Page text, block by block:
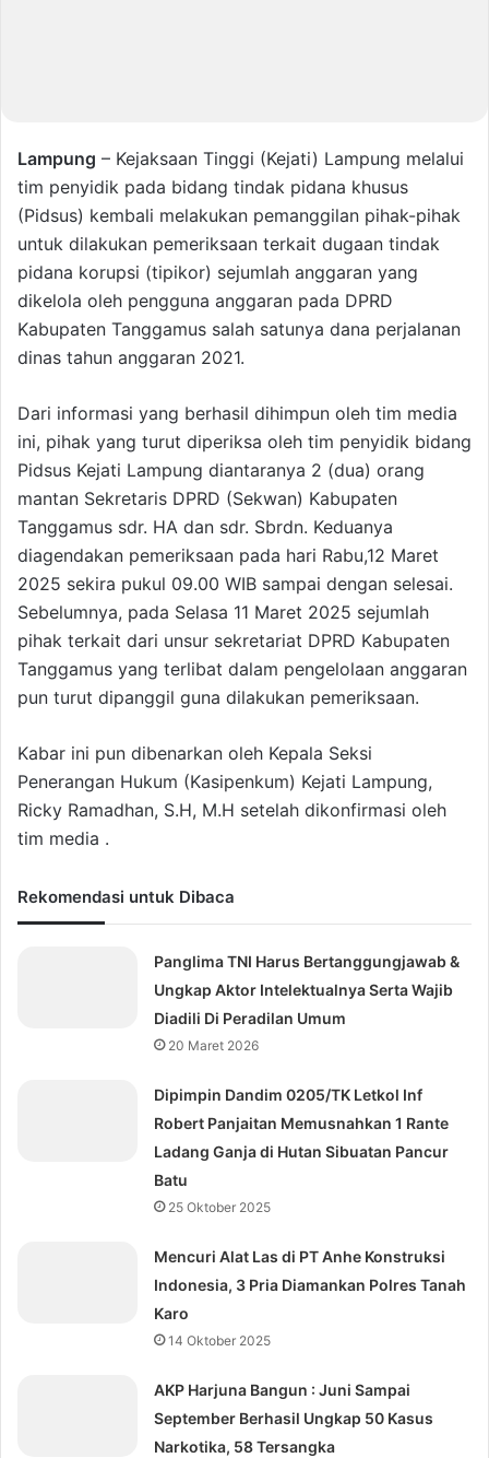
Lampung – Kejaksaan Tinggi (Kejati) Lampung melalui
tim penyidik pada bidang tindak pidana khusus
(Pidsus) kembali melakukan pemanggilan pihak-pihak
untuk dilakukan pemeriksaan terkait dugaan tindak
pidana korupsi (tipikor) sejumlah anggaran yang
dikelola oleh pengguna anggaran pada DPRD
Kabupaten Tanggamus salah satunya dana perjalanan
dinas tahun anggaran 2021.
Dari informasi yang berhasil dihimpun oleh tim media
ini, pihak yang turut diperiksa oleh tim penyidik bidang
Pidsus Kejati Lampung diantaranya 2 (dua) orang
mantan Sekretaris DPRD (Sekwan) Kabupaten
Tanggamus sdr. HA dan sdr. Sbrdn. Keduanya
diagendakan pemeriksaan pada hari Rabu,12 Maret
2025 sekira pukul 09.00 WIB sampai dengan selesai.
Sebelumnya, pada Selasa 11 Maret 2025 sejumlah
pihak terkait dari unsur sekretariat DPRD Kabupaten
Tanggamus yang terlibat dalam pengelolaan anggaran
pun turut dipanggil guna dilakukan pemeriksaan.
Kabar ini pun dibenarkan oleh Kepala Seksi
Penerangan Hukum (Kasipenkum) Kejati Lampung,
Ricky Ramadhan, S.H, M.H setelah dikonfirmasi oleh
tim media .
Rekomendasi untuk Dibaca
Panglima TNI Harus Bertanggungjawab &
Ungkap Aktor Intelektualnya Serta Wajib
Diadili Di Peradilan Umum
20 Maret 2026
Dipimpin Dandim 0205/TK Letkol Inf
Robert Panjaitan Memusnahkan 1 Rante
Ladang Ganja di Hutan Sibuatan Pancur
Batu
25 Oktober 2025
Mencuri Alat Las di PT Anhe Konstruksi
Indonesia, 3 Pria Diamankan Polres Tanah
Karo
14 Oktober 2025
AKP Harjuna Bangun : Juni Sampai
September Berhasil Ungkap 50 Kasus
Narkotika, 58 Tersangka